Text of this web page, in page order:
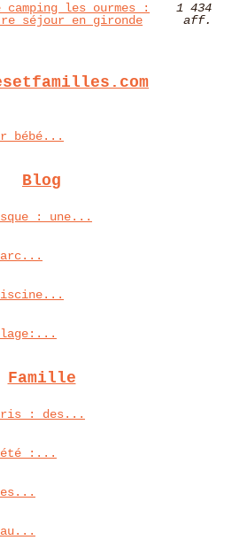
camping les ourmes :
séjour en gironde
1 434
aff.
bébé...
Blog
: une...
Famille
: des...
été :...